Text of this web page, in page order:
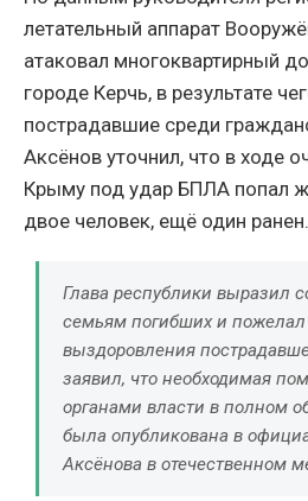
летательный аппарат
атаковал многоквартирный
городе Керчь, в результате
пострадавшие среди
Аксёнов уточнил, что в ходе
Крыму под удар БПЛА попал
двое человек, ещё один ранен.
Глава республики выразил
семьям погибших и пожелал
выздоровления
заявил, что необходимая
органами власти в полном
была опубликована в
Аксёнова в отечественном